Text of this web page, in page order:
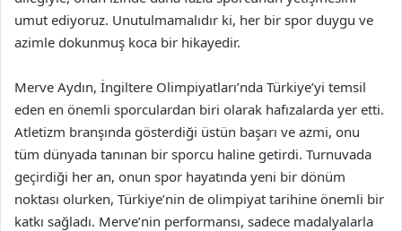
umut ediyoruz. Unutulmamalıdır ki, her bir spor duygu ve
azimle dokunmuş koca bir hikayedir.
Merve Aydın, İngiltere Olimpiyatları’nda Türkiye’yi temsil
eden en önemli sporculardan biri olarak hafızalarda yer etti.
Atletizm branşında gösterdiği üstün başarı ve azmi, onu
tüm dünyada tanınan bir sporcu haline getirdi. Turnuvada
geçirdiği her an, onun spor hayatında yeni bir dönüm
noktası olurken, Türkiye’nin de olimpiyat tarihine önemli bir
katkı sağladı. Merve’nin performansı, sadece madalyalarla